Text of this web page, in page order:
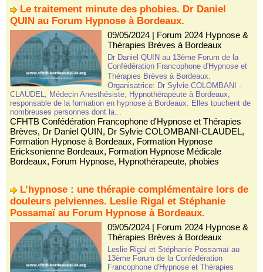
Le traitement minute des phobies. Dr Daniel
QUIN au Forum Hypnose à Bordeaux.
09/05/2024| Forum 2024 Hypnose &
Thérapies Brèves à Bordeaux
Dr Daniel QUIN au 13ème Forum de la
Confédération Francophone d'Hypnose et
Thérapies Brèves à Bordeaux.
Organisatrice: Dr Sylvie COLOMBANI -
CLAUDEL, Médecin Anesthésiste, Hypnothérapeute à Bordeaux,
responsable de la formation en hypnose à Bordeaux. Elles touchent de
nombreuses personnes dont la...
CFHTB Confédération Francophone d'Hypnose et Thérapies
Brèves, Dr Daniel QUIN, Dr Sylvie COLOMBANI-CLAUDEL,
Formation Hypnose à Bordeaux, Formation Hypnose
Ericksonienne Bordeaux, Formation Hypnose Médicale
Bordeaux, Forum Hypnose, Hypnothérapeute, phobies
L’hypnose : une thérapie complémentaire lors de
douleurs pelviennes. Leslie Rigal et Stéphanie
Possamaï au Forum Hypnose à Bordeaux.
09/05/2024| Forum 2024 Hypnose &
Thérapies Brèves à Bordeaux
Leslie Rigal et Stéphanie Possamaï au
13ème Forum de la Confédération
Francophone d'Hypnose et Thérapies